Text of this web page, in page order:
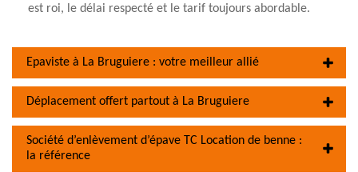
est roi, le délai respecté et le tarif toujours abordable.
Epaviste à La Bruguiere : votre meilleur allié
Déplacement offert partout à La Bruguiere
Société d’enlèvement d’épave TC Location de benne :
la référence